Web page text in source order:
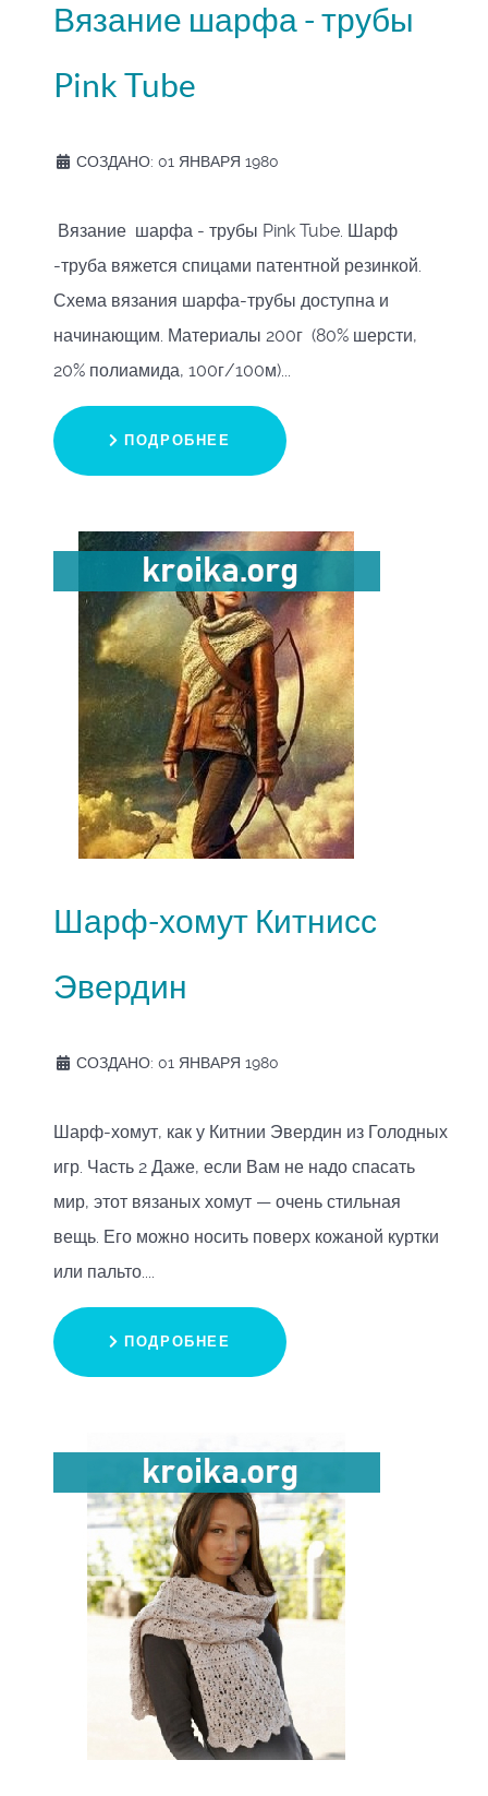
Вязание шарфа - трубы
Pink Tube
СОЗДАНО: 01 ЯНВАРЯ 1980
Вязание шарфа - трубы Pink Tube. Шарф
-труба вяжется спицами патентной резинкой.
Схема вязания шарфа-трубы доступна и
начинающим. Материалы 200г (80% шерсти,
20% полиамида, 100г/100м)...
ПОДРОБНЕЕ
Шарф-хомут Китнисс
Эвердин
СОЗДАНО: 01 ЯНВАРЯ 1980
Шарф-хомут, как у Китнии Эвердин из Голодных
игр. Часть 2 Даже, если Вам не надо спасать
мир, этот вязаных хомут — очень стильная
вещь. Его можно носить поверх кожаной куртки
или пальто....
ПОДРОБНЕЕ